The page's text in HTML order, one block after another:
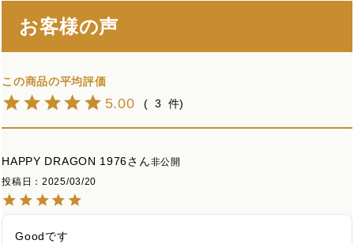
お客様の声
5.00 3
HAPPY DRAGON 1976
非公開
投稿日
2025/03/20
Goodです